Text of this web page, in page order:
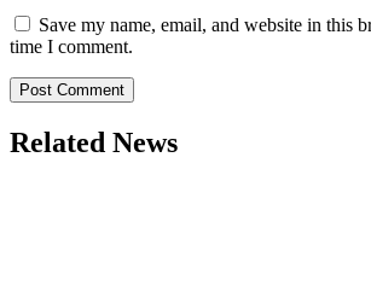
Save my name, email, and website in this
time I comment.
Related News